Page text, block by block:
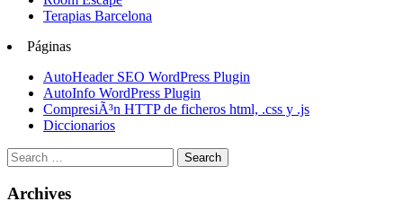
Terapias Barcelona
Páginas
AutoHeader SEO WordPress Plugin
AutoInfo WordPress Plugin
CompresiÃ³n HTTP de ficheros html, .css y .js
Diccionarios
Archives